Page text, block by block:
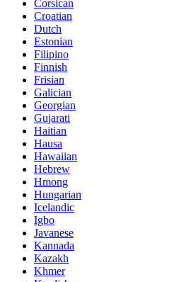
Corsican
Croatian
Dutch
Estonian
Filipino
Finnish
Frisian
Galician
Georgian
Gujarati
Haitian
Hausa
Hawaiian
Hebrew
Hmong
Hungarian
Icelandic
Igbo
Javanese
Kannada
Kazakh
Khmer